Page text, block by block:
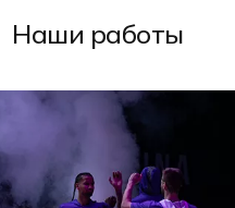
Наши работы